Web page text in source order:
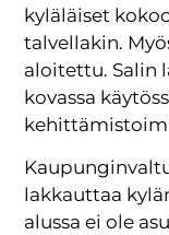
kyläläiset
talvellakin.
aloitettu. Salin
kovassa
lakkauttaa
alussa ei ole